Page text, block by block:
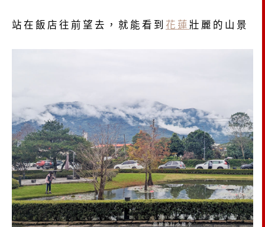
站在飯店往前望去，就能看到 花蓮 壯麗的山景